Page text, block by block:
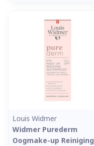
Louis Widmer
Widmer Purederm
Oogmake-up Reiniging